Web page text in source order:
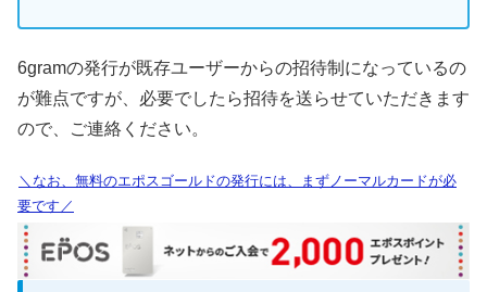
6gramの発行が既存ユーザーからの招待制になっているの
が難点ですが、必要でしたら招待を送らせていただきます
ので、ご連絡ください。
＼なお、無料のエポスゴールドの発行には、まずノーマルカードが必
要です／